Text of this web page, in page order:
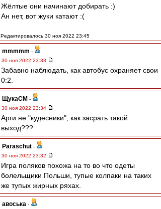
Жёлтые они начинают добирать :)
Ан нет, вот жуки катают :(
Редактировалось 30 ноя 2022 23:45
mmmmm -
30 ноя 2022 23:38
Забавно наблюдать, как автобус охраняет свои
0:2.
ЩукаСМ -
30 ноя 2022 23:34
Арги не "кудесники", как засрать такой
выход???
Paraschut -
30 ноя 2022 23:32
Игра поляков похожа на то во что одеты
болельщики Польши, тупые колпаки на таких
же тупых жирных ряхах.
авоська -